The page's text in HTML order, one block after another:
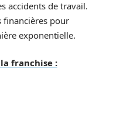
accidents de travail.
financières pour
exponentielle.
franchise :